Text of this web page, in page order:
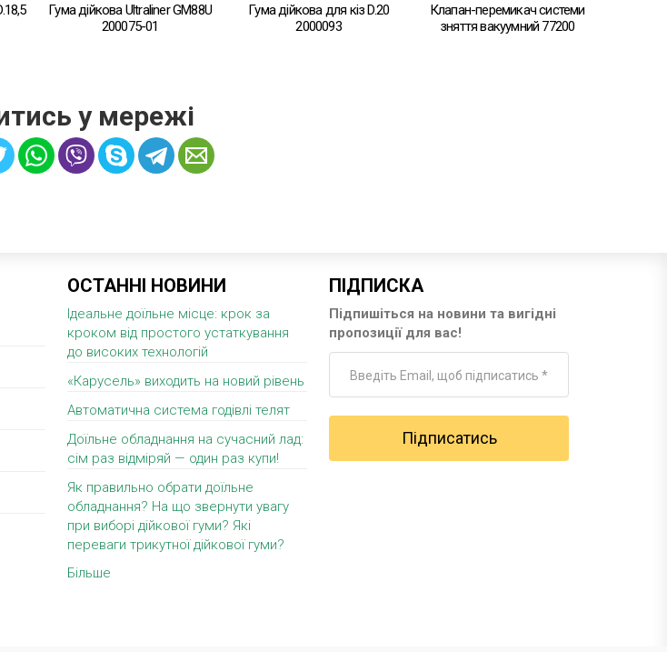
Гума дійкова Ultraliner GM88U
200075-01
Гума дійкова для кіз D.20
2000093
Клапан-перемикач системи
зняття вакуумний 77200
у мережі
ОСТАННІ НОВИНИ
Ідеальне доїльне місце: крок за
кроком від простого устаткування
до високих технологій
«Карусель» виходить на новий рівень
Автоматична система годівлі телят
Доїльне обладнання на сучасний лад:
сім раз відміряй — один раз купи!
Як правильно обрати доїльне
обладнання? На що звернути увагу
при виборі дійкової гуми? Які
переваги трикутної дійкової гуми?
Більше
ПІДПИСКА
Підпишіться на новини та вигідні
пропозиції для вас!